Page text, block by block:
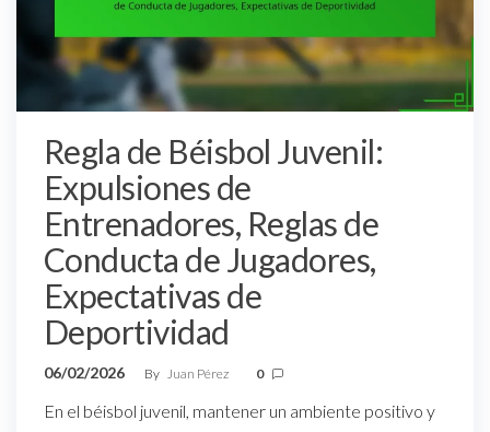
Regla de Béisbol Juvenil:
Expulsiones de
Entrenadores, Reglas de
Conducta de Jugadores,
Expectativas de
Deportividad
06/02/2026 By Juan Pérez 0
En el béisbol juvenil, mantener un ambiente positivo y